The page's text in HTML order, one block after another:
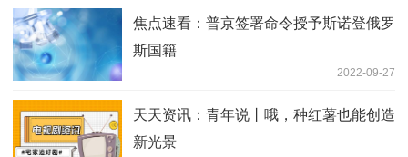
焦点速看：普京签署命令授予斯诺登俄罗
斯国籍
2022-09-27
天天资讯：青年说丨哦，种红薯也能创造
新光景